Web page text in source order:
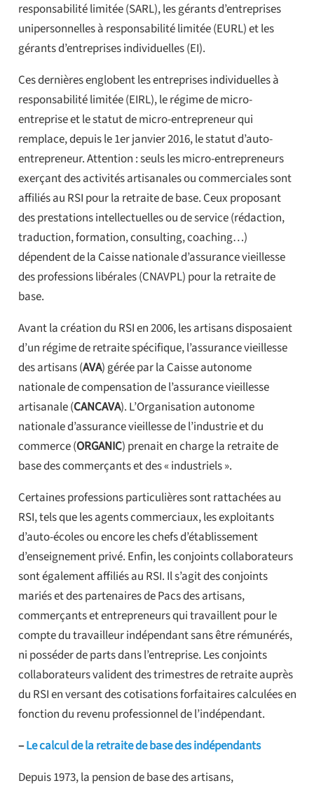
responsabilité limitée (SARL), les gérants d’entreprises
unipersonnelles à responsabilité limitée (EURL) et les
gérants d’entreprises individuelles (EI).
Ces dernières englobent les entreprises individuelles à
responsabilité limitée (EIRL), le régime de micro-
entreprise et le statut de micro-entrepreneur qui
remplace, depuis le 1er janvier 2016, le statut d’auto-
entrepreneur. Attention : seuls les micro-entrepreneurs
exerçant des activités artisanales ou commerciales sont
affiliés au RSI pour la retraite de base. Ceux proposant
des prestations intellectuelles ou de service (rédaction,
traduction, formation, consulting, coaching…)
dépendent de la Caisse nationale d’assurance vieillesse
des professions libérales (CNAVPL) pour la retraite de
base.
Avant la création du RSI en 2006, les artisans disposaient
d’un régime de retraite spécifique, l’assurance vieillesse
des artisans (AVA) gérée par la Caisse autonome
nationale de compensation de l’assurance vieillesse
artisanale (CANCAVA). L’Organisation autonome
nationale d’assurance vieillesse de l’industrie et du
commerce (ORGANIC) prenait en charge la retraite de
base des commerçants et des « industriels ».
Certaines professions particulières sont rattachées au
RSI, tels que les agents commerciaux, les exploitants
d’auto-écoles ou encore les chefs d’établissement
d’enseignement privé. Enfin, les conjoints collaborateurs
sont également affiliés au RSI. Il s’agit des conjoints
mariés et des partenaires de Pacs des artisans,
commerçants et entrepreneurs qui travaillent pour le
compte du travailleur indépendant sans être rémunérés,
ni posséder de parts dans l’entreprise. Les conjoints
collaborateurs valident des trimestres de retraite auprès
du RSI en versant des cotisations forfaitaires calculées en
fonction du revenu professionnel de l’indépendant.
–Le calcul de la retraite de base des indépendants
Depuis 1973, la pension de base des artisans,